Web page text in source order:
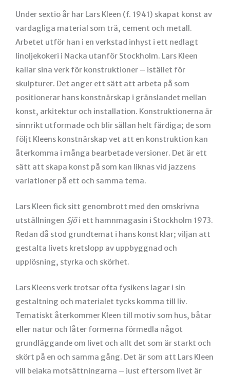
Under sextio år har Lars Kleen (f. 1941) skapat konst av
vardagliga material som trä, cement och metall.
Arbetet utför han i en verkstad inhyst i ett nedlagt
linoljekokeri i Nacka utanför Stockholm. Lars Kleen
kallar sina verk för konstruktioner – istället för
skulpturer. Det anger ett sätt att arbeta på som
positionerar hans konstnärskap i gränslandet mellan
konst, arkitektur och installation. Konstruktionerna är
sinnrikt utformade och blir sällan helt färdiga; de som
följt Kleens konstnärskap vet att en konstruktion kan
återkomma i många bearbetade versioner. Det är ett
sätt att skapa konst på som kan liknas vid jazzens
variationer på ett och samma tema.
Lars Kleen fick sitt genombrott med den omskrivna
utställningen Sjöi ett hamnmagasin i Stockholm 1973.
Redan då stod grundtemat i hans konst klar; viljan att
gestalta livets kretslopp av uppbyggnad och
upplösning, styrka och skörhet.
Lars Kleens verk trotsar ofta fysikens lagar i sin
gestaltning och materialet tycks komma till liv.
Tematiskt återkommer Kleen till motiv som hus, båtar
eller natur och låter formerna förmedla något
grundläggande om livet och allt det som är starkt och
skört på en och samma gång. Det är som att Lars Kleen
vill bejaka motsättningarna – just eftersom livet är